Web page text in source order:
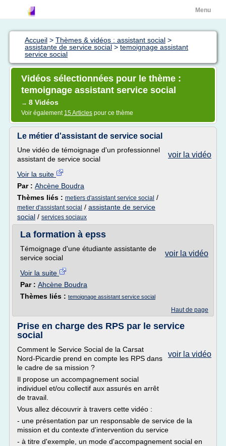
Menu
Accueil > Thèmes & vidéos : assistant social >
assistante de service social > temoignage assistant
service social
Vidéos sélectionnées pour le thème :
temoignage assistant service social
→ 8 Vidéos
Voir également 15 Articles pour ce thème
Le métier d'assistant de service social
voir la vidéo
Une vidéo de témoignage d'un professionnel
assistant de service social
Voir la suite
Par : Ahcène Boudra
Thèmes liés : metiers d'assistant service social /
metier d'assistant social / assistante de service
social / services sociaux
La formation à epss
voir la vidéo
Témoignage d'une étudiante assistante de
service social
Voir la suite
Par : Ahcène Boudra
Thèmes liés : temoignage assistant service social
Haut de page
Prise en charge des RPS par le service
social
voir la vidéo
Comment le Service Social de la Carsat
Nord-Picardie prend en compte les RPS dans
le cadre de sa mission ?
Il propose un accompagnement social
individuel et/ou collectif aux assurés en arrêt
de travail.
Vous allez découvrir à travers cette vidéo :
- une présentation par un responsable de service de la
mission et du contexte d'intervention du service
- à titre d'exemple, un mode d'accompagnement social en